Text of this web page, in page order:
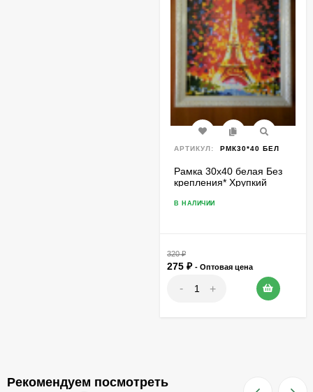
АРТИКУЛ: РМК30*40 БЕЛ
Рамка 30х40 белая Без
крепления* Хрупкий
В НАЛИЧИИ
320₽
275 ₽ - Оптовая цена
- +
Рекомендуем посмотреть